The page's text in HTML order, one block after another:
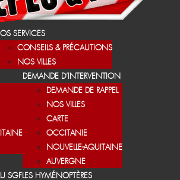
SERVICES
CONSEILS & PRÉCAUTIONS
NOS VILLES
DEMANDE D’INTERVENTION
DEMANDE DE RAPPEL
NOS VILLES
CARTE
OCCITANIE
NOUVELLE-AQUITAINE
AUVERGNE
SGFLES HYMÉNOPTÈRES